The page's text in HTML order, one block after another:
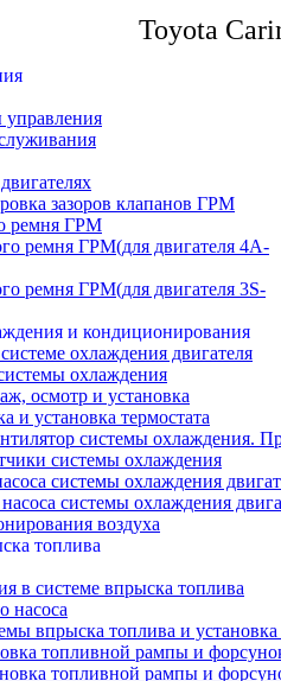
Toyota
зазоров клапанов ГРМ
ремня ГРМ
ремня ГРМ(для двигателя 4A-
ремня ГРМ(для двигателя 3S-
и кондиционирования
охлаждения двигателя
охлаждения
осмотр и установка
и установка термостата
системы охлаждения.
системы охлаждения
системы охлаждения
системы охлаждения
воздуха
топлива
в системе впрыска топлива
насоса
впрыска топлива и
топливной рампы и
топливной рампы и